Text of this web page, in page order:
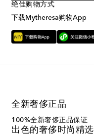
绝佳购物方式
下载Mytheresa购物App
全新奢侈正品
100%全新奢侈正品保证
出色的奢侈时尚精选